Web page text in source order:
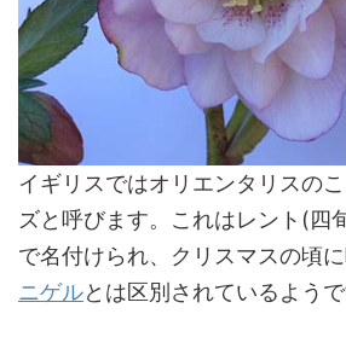
イギリスではオリエンタリスの
ズと呼びます。これはレント(四
で名付けられ、クリスマスの頃に
ニゲルとは区別されているようで